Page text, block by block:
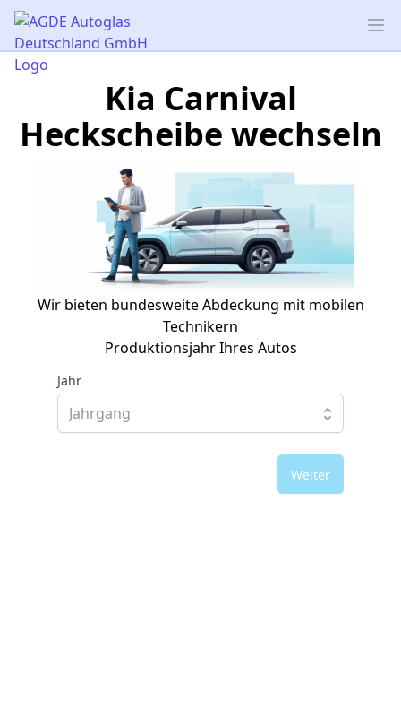
AGDE Autoglas Deutschland GmbH
Kia Carnival
Heckscheibe wechseln
Wir bieten bundesweite Abdeckung mit mobilen
Technikern
Produktionsjahr Ihres Autos
Jahr
Weiter